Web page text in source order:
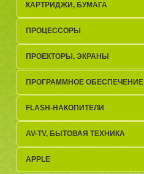
КАРТРИДЖИ, БУМАГА
ПРОЦЕССОРЫ
ПРОЕКТОРЫ, ЭКРАНЫ
ПРОГРАММНОЕ ОБЕСПЕЧЕНИЕ
FLASH-НАКОПИТЕЛИ
AV-TV, БЫТОВАЯ ТЕХНИКА
APPLE